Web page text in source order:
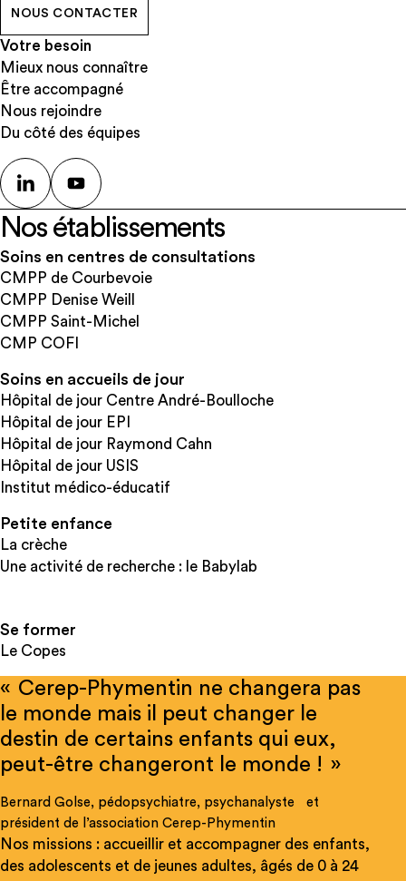
NOUS CONTACTER
Votre besoin
Mieux nous connaître
Être accompagné
Nous rejoindre
Du côté des équipes
Nos établissements
Soins en centres de consultations
CMPP de Courbevoie
CMPP Denise Weill
CMPP Saint-Michel
CMP COFI
Soins en accueils de jour
Hôpital de jour Centre André-Boulloche
Hôpital de jour EPI
Hôpital de jour Raymond Cahn
Hôpital de jour USIS
Institut médico-éducatif
Petite enfance
La crèche
Une activité de recherche : le Babylab
Se former
Le Copes
« Cerep-Phymentin ne changera pas
le monde mais il peut changer le
destin de certains enfants qui eux,
peut-être changeront le monde ! »
Bernard Golse, pédopsychiatre, psychanalyste et
président de l’association Cerep-Phymentin
Nos missions : accueillir et accompagner des enfants,
des adolescents et de jeunes adultes, âgés de 0 à 24